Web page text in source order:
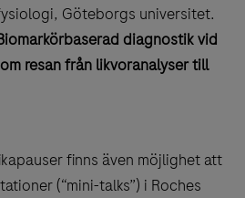
Göteborgs universitet.
diagnostik vid
resan från likvoranalyser till
finns även möjlighet att
(“mini-talks”) i Roches